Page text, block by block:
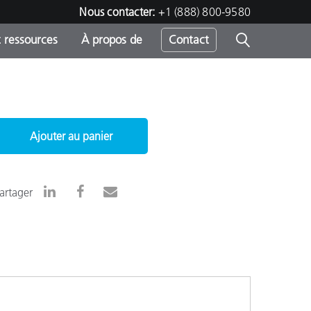
Nous contacter: +1 (888) 800-9580
À propos de Contact
Ajouter au panier